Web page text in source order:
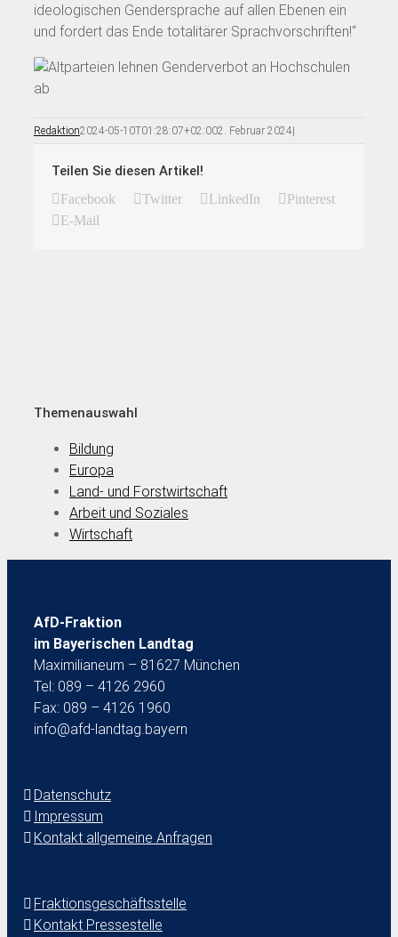
ideologischen Gendersprache auf allen Ebenen ein
und fordert das Ende totalitärer Sprachvorschriften!“
Redaktion2024-05-10T01:28:07+02:002. Februar 2024|
Teilen Sie diesen Artikel!
Facebook Twitter LinkedIn
Pinterest
E-Mail
Themenauswahl
Bildung
Europa
Land- und Forstwirtschaft
Arbeit und Soziales
Wirtschaft
AfD-Fraktion
im Bayerischen Landtag
Maximilianeum – 81627 München
Tel: 089 – 4126 2960
Fax: 089 – 4126 1960
info@afd-landtag.bayern
Datenschutz
Impressum
Kontakt allgemeine Anfragen
Fraktionsgeschäftsstelle
Kontakt Pressestelle